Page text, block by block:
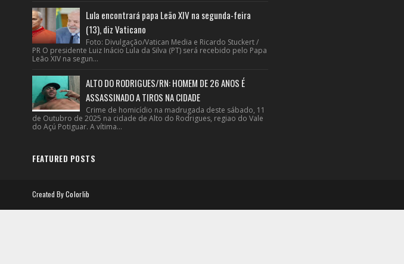
Lula encontrará papa Leão XIV na segunda-feira
(13), diz Vaticano
Foto: Divulgação/Vatican Media e Ricardo Stuckert /
PR O presidente Luiz Inácio Lula da Silva (PT) será recebido pelo Papa
Leão XIV na segun...
ALTO DO RODRIGUES/RN: HOMEM DE 26 ANOS É
ASSASSINADO A TIROS NA CIDADE
Crime de homicídio na madrugada deste sábado, 11
de Outubro de 2025 na cidade de Alto do Rodrigues, regiao do Vale
do Açú Potiguar. A vítima...
FEATURED POSTS
Created ByColorlib